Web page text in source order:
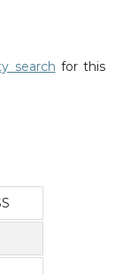
search for this